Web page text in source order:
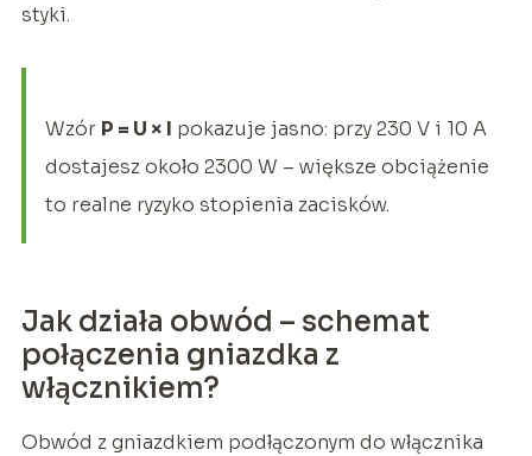
styki.
Wzór P = U × I pokazuje jasno: przy 230 V i 10 A
dostajesz około 2300 W – większe obciążenie
to realne ryzyko stopienia zacisków.
Jak działa obwód – schemat
połączenia gniazdka z
włącznikiem?
Obwód z gniazdkiem podłączonym do włącznika